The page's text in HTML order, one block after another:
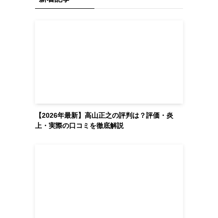
【2026年最新】高山正之の評判は？評価・炎
上・実際の口コミを徹底解説